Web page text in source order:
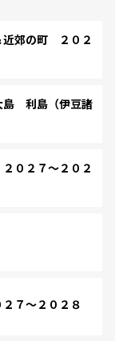
郊の町 ２０２
利島（伊豆諸
０２７～２０２
７～２０２８